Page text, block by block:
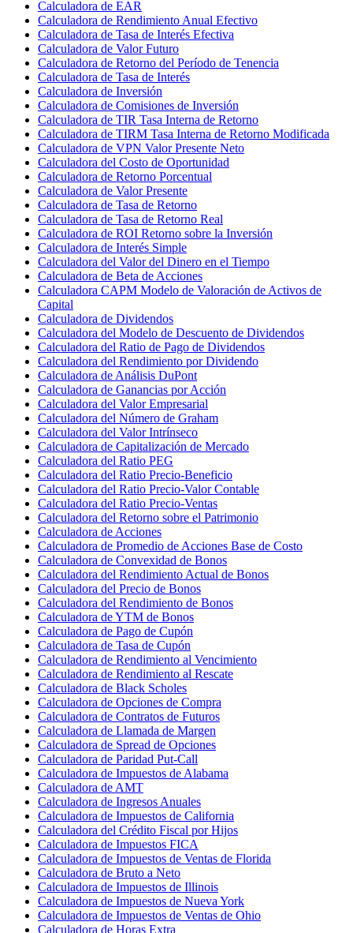
Calculadora de EAR
Calculadora de Rendimiento Anual Efectivo
Calculadora de Tasa de Interés Efectiva
Calculadora de Valor Futuro
Calculadora de Retorno del Período de Tenencia
Calculadora de Tasa de Interés
Calculadora de Inversión
Calculadora de Comisiones de Inversión
Calculadora de TIR Tasa Interna de Retorno
Calculadora de TIRM Tasa Interna de Retorno Modificada
Calculadora de VPN Valor Presente Neto
Calculadora del Costo de Oportunidad
Calculadora de Retorno Porcentual
Calculadora de Valor Presente
Calculadora de Tasa de Retorno
Calculadora de Tasa de Retorno Real
Calculadora de ROI Retorno sobre la Inversión
Calculadora de Interés Simple
Calculadora del Valor del Dinero en el Tiempo
Calculadora de Beta de Acciones
Calculadora CAPM Modelo de Valoración de Activos de
Capital
Calculadora de Dividendos
Calculadora del Modelo de Descuento de Dividendos
Calculadora del Ratio de Pago de Dividendos
Calculadora del Rendimiento por Dividendo
Calculadora de Análisis DuPont
Calculadora de Ganancias por Acción
Calculadora del Valor Empresarial
Calculadora del Número de Graham
Calculadora del Valor Intrínseco
Calculadora de Capitalización de Mercado
Calculadora del Ratio PEG
Calculadora del Ratio Precio-Beneficio
Calculadora del Ratio Precio-Valor Contable
Calculadora del Ratio Precio-Ventas
Calculadora del Retorno sobre el Patrimonio
Calculadora de Acciones
Calculadora de Promedio de Acciones Base de Costo
Calculadora de Convexidad de Bonos
Calculadora del Rendimiento Actual de Bonos
Calculadora del Precio de Bonos
Calculadora del Rendimiento de Bonos
Calculadora de YTM de Bonos
Calculadora de Pago de Cupón
Calculadora de Tasa de Cupón
Calculadora de Rendimiento al Vencimiento
Calculadora de Rendimiento al Rescate
Calculadora de Black Scholes
Calculadora de Opciones de Compra
Calculadora de Contratos de Futuros
Calculadora de Llamada de Margen
Calculadora de Spread de Opciones
Calculadora de Paridad Put-Call
Calculadora de Impuestos de Alabama
Calculadora de AMT
Calculadora de Ingresos Anuales
Calculadora de Impuestos de California
Calculadora del Crédito Fiscal por Hijos
Calculadora de Impuestos FICA
Calculadora de Impuestos de Ventas de Florida
Calculadora de Bruto a Neto
Calculadora de Impuestos de Illinois
Calculadora de Impuestos de Nueva York
Calculadora de Impuestos de Ventas de Ohio
Calculadora de Horas Extra